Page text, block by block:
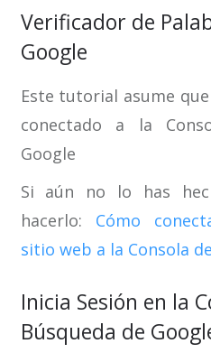
Verificador de
Google
Este tutorial asume
conectado a la
Google
Si aún no lo has
hacerlo: Cómo
sitio web a la Consola
Inicia Sesión en la
Búsqueda de